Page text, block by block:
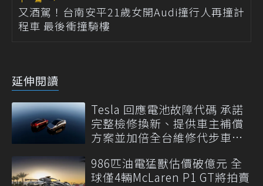
又酒駕！台南安平21歲女開Audi撞行人再撞計
程車 最後衝撞騎樓
延伸閱讀
Tesla 回應電池故障代碼 承諾
完整檢修換新、提供車主補償
方案並加倍全台維修代步車數
986匹油電猛獸估價破億元 全
球僅4輛McLaren P1 GT將拍賣